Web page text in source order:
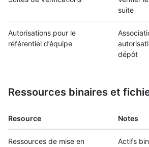
suite
Autorisations pour le
référentiel d’équipe
dépôt
Ressources binaires et
Resource Notes
Ressources de mise en
Actifs